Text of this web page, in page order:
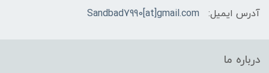
آدرس ایمیل:
Sandbad7990[at]gmail.com
درباره ما